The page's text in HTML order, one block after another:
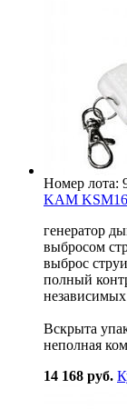
Номер лота:
KAM
генератор
выбросом
выброс
полный
Вскрыта
неполная
14 168 руб.